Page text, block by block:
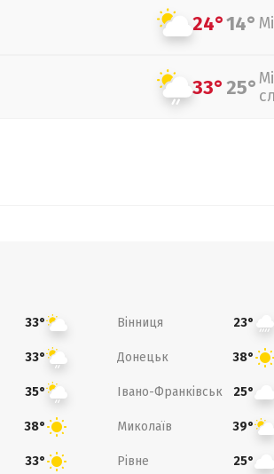
24°14°
33°25°
33° Вінниця 23°
33° Донецьк 38°
35° Івано-Франківськ 25°
38° Миколаїв 39°
33° Рівне 25°